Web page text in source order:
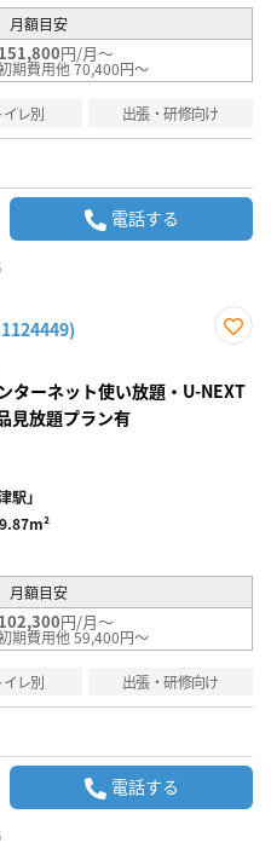
月額目安
151,800円/月～
期費用他 70,400円～
レ別 出張・研修向け
電話する
り登
録
ターネット使い放題・U-NEXT
見放題プラン有
駅」
月額目安
102,300円/月～
期費用他 59,400円～
レ別 出張・研修向け
電話する